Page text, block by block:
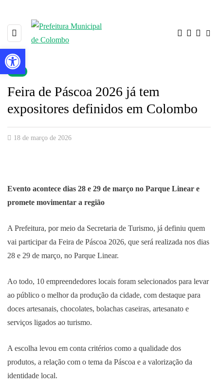
Feira de Páscoa 2026 já tem
expositores definidos em Colombo
18 de março de 2026
Evento acontece dias 28 e 29 de março no Parque Linear e
promete movimentar a região
A Prefeitura, por meio da Secretaria de Turismo, já definiu quem
vai participar da Feira de Páscoa 2026, que será realizada nos dias
28 e 29 de março, no Parque Linear.
Ao todo, 10 empreendedores locais foram selecionados para levar
ao público o melhor da produção da cidade, com destaque para
doces artesanais, chocolates, bolachas caseiras, artesanato e
serviços ligados ao turismo.
A escolha levou em conta critérios como a qualidade dos
produtos, a relação com o tema da Páscoa e a valorização da
identidade local.
Barra de Ferramentas Aberta